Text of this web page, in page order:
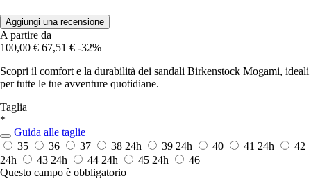
Aggiungi una recensione
A partire da
100,00 € 67,51 € -32%
Scopri il comfort e la durabilità dei sandali Birkenstock Mogami, ideali
per tutte le tue avventure quotidiane.
Taglia
*
Guida alle taglie
35
36 37 38 24h 39 24h 40 41 24h
42
24h
43 24h 44 24h 45 24h
46
Questo campo è obbligatorio